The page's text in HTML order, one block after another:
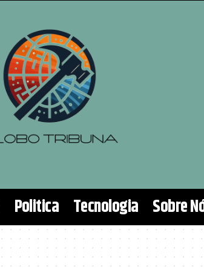
Politica Tecnologia Sobre